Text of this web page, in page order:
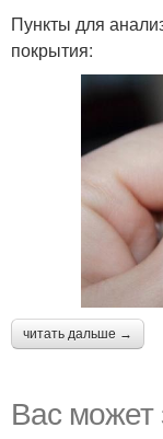
Пункты для
покрытия:
читать дальше →
Вас может